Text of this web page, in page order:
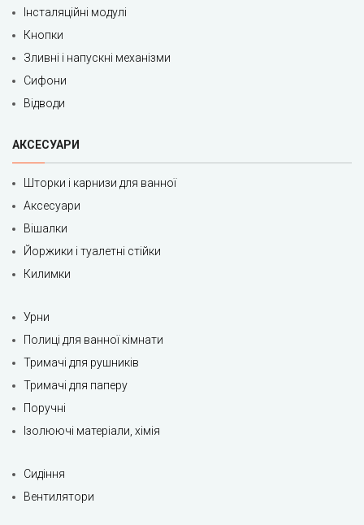
Інсталяційні модулі
Кнопки
Зливні і напускні механізми
Сифони
Відводи
АКСЕСУАРИ
Шторки і карнизи для ванної
Аксесуари
Вішалки
Йоржики і туалетні стійки
Килимки
Урни
Полиці для ванної кімнати
Тримачі для рушників
Тримачі для паперу
Поручні
Ізолюючі матеріали, хімія
Сидіння
Вентилятори